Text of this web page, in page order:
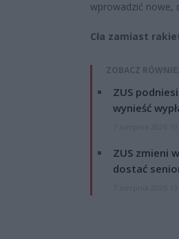
wprowadzić nowe,
Cła zamiast
ZOBACZ
ZUS
wynieść
ZUS zmieni
dostać